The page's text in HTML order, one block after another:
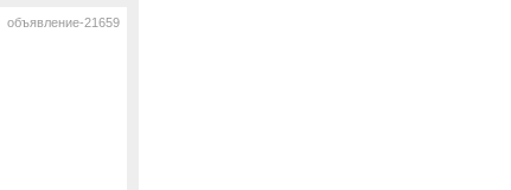
объявление-21659